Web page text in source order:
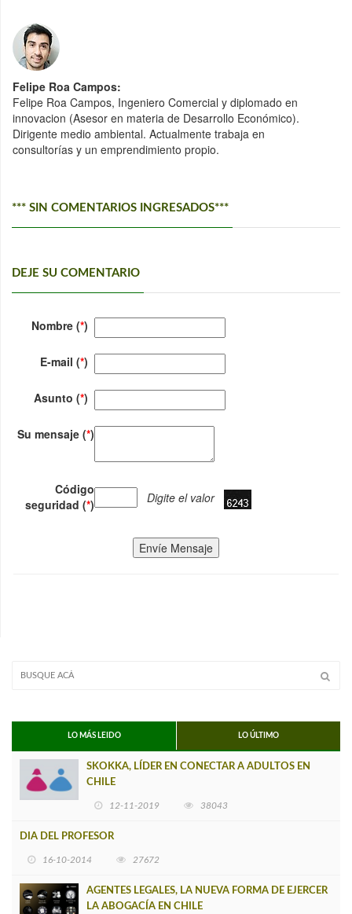
Felipe Roa Campos:
Felipe Roa Campos, Ingeniero Comercial y diplomado en
innovacion (Asesor en materia de Desarrollo Económico).
Dirigente medio ambiental. Actualmente trabaja en
consultorías y un emprendimiento propio.
*** SIN COMENTARIOS INGRESADOS***
DEJE SU COMENTARIO
Nombre (*)
E-mail (*)
Asunto (*)
Su mensaje (*)
Código
seguridad (*) Digite el valor
Envíe Mensaje
LO MÁS LEIDO LO ÚLTIMO
SKOKKA, LÍDER EN CONECTAR A ADULTOS EN
CHILE
12-11-2019 38043
DIA DEL PROFESOR
16-10-2014 27672
AGENTES LEGALES, LA NUEVA FORMA DE EJERCER
LA ABOGACÍA EN CHILE